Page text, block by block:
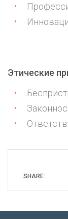
Этические
SHARE: